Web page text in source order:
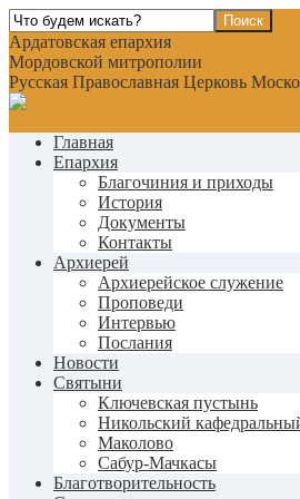
Ардатовская епархия
Мордовской митрополии
Русская Православная Церковь
Главная
Епархия
Благочиния и приходы
История
Документы
Контакты
Архиерей
Архиерейское служение
Проповеди
Интервью
Послания
Новости
Святыни
Ключевская пустынь
Никольский
Маколово
Сабур-Мачкасы
Благотворительность